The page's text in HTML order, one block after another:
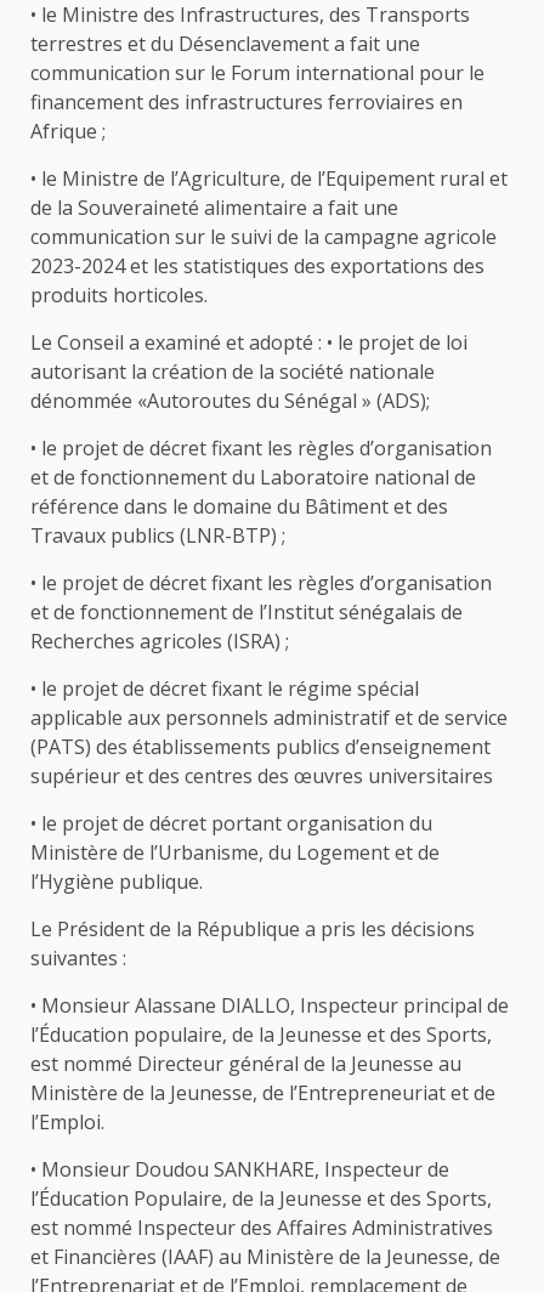
• le Ministre des Infrastructures, des Transports
terrestres et du Désenclavement a fait une
communication sur le Forum international pour le
financement des infrastructures ferroviaires en
Afrique ;
• le Ministre de l’Agriculture, de l’Equipement rural et
de la Souveraineté alimentaire a fait une
communication sur le suivi de la campagne agricole
2023-2024 et les statistiques des exportations des
produits horticoles.
Le Conseil a examiné et adopté : • le projet de loi
autorisant la création de la société nationale
dénommée «Autoroutes du Sénégal » (ADS);
• le projet de décret fixant les règles d’organisation
et de fonctionnement du Laboratoire national de
référence dans le domaine du Bâtiment et des
Travaux publics (LNR-BTP) ;
• le projet de décret fixant les règles d’organisation
et de fonctionnement de l’Institut sénégalais de
Recherches agricoles (ISRA) ;
• le projet de décret fixant le régime spécial
applicable aux personnels administratif et de service
(PATS) des établissements publics d’enseignement
supérieur et des centres des œuvres universitaires
• le projet de décret portant organisation du
Ministère de l’Urbanisme, du Logement et de
l’Hygiène publique.
Le Président de la République a pris les décisions
suivantes :
• Monsieur Alassane DIALLO, Inspecteur principal de
l’Éducation populaire, de la Jeunesse et des Sports,
est nommé Directeur général de la Jeunesse au
Ministère de la Jeunesse, de l’Entrepreneuriat et de
l’Emploi.
• Monsieur Doudou SANKHARE, Inspecteur de
l’Éducation Populaire, de la Jeunesse et des Sports,
est nommé Inspecteur des Affaires Administratives
et Financières (IAAF) au Ministère de la Jeunesse, de
l’Entreprenariat et de l’Emploi, remplacement de